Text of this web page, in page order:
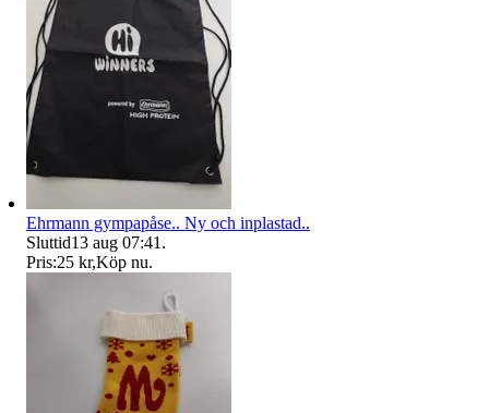
Ehrmann gympapåse.. Ny och inplastad..
Sluttid13 aug 07:41 .
Pris:25 kr,Köp nu.